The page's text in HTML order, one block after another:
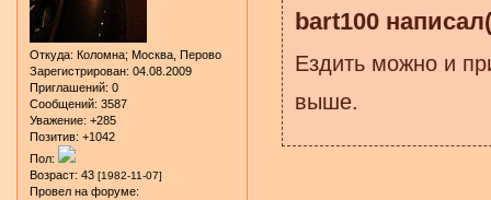
Откуда: Коломна; Москва, Перово
Зарегистрирован: 04.08.2009
Приглашений: 0
Сообщений: 3587
Уважение: +285
Позитив: +1042
Пол:
Возраст: 43 [1982-11-07]
Провел на форуме:
bart100
Ездить можно и
выше.